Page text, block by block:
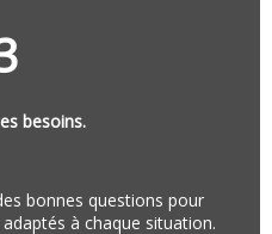
besoins.
bonnes questions pour
à chaque situation.